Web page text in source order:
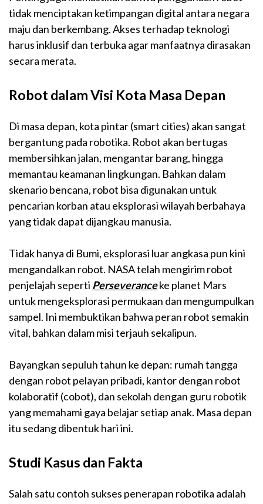
tidak menciptakan ketimpangan digital antara negara
maju dan berkembang. Akses terhadap teknologi
harus inklusif dan terbuka agar manfaatnya dirasakan
secara merata.
Robot dalam Visi Kota Masa Depan
Di masa depan, kota pintar (smart cities) akan sangat
bergantung pada robotika. Robot akan bertugas
membersihkan jalan, mengantar barang, hingga
memantau keamanan lingkungan. Bahkan dalam
skenario bencana, robot bisa digunakan untuk
pencarian korban atau eksplorasi wilayah berbahaya
yang tidak dapat dijangkau manusia.
Tidak hanya di Bumi, eksplorasi luar angkasa pun kini
mengandalkan robot. NASA telah mengirim robot
penjelajah seperti Perseveranceke planet Mars
untuk mengeksplorasi permukaan dan mengumpulkan
sampel. Ini membuktikan bahwa peran robot semakin
vital, bahkan dalam misi terjauh sekalipun.
Bayangkan sepuluh tahun ke depan: rumah tangga
dengan robot pelayan pribadi, kantor dengan robot
kolaboratif (cobot), dan sekolah dengan guru robotik
yang memahami gaya belajar setiap anak. Masa depan
itu sedang dibentuk hari ini.
Studi Kasus dan Fakta
Salah satu contoh sukses penerapan robotika adalah